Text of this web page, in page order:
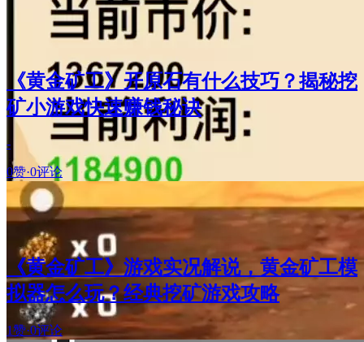
《黄金矿工》开原石有什么技巧？揭秘挖
矿小游戏快速赚钱秘诀
-
0赞·0评论
《黄金矿工》游戏实况解说，黄金矿工模
拟器怎么玩？经典挖矿游戏攻略
1赞·0评论